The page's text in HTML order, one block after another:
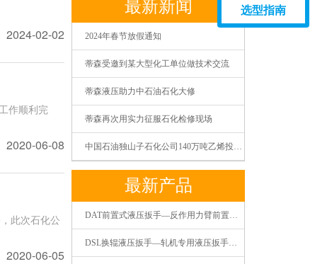
最新新闻
2024年春节放假通知
蒂森受邀到某大型化工单位做技术交流
蒂森液压助力中石油石化大修
蒂森再次用实力征服石化检修现场
中国石油独山子石化公司140万吨乙烯投料开车一次成功
最新产品
DAT前置式液压扳手—反作用力臂前置式液压扭矩扳手液压扭力扳手
DSL换辊液压扳手—轧机专用液压扳手液压扭矩扳手液压扭力扳手
2024-02-02
作顺利完
2020-06-08
此次石化公
2020-06-05
选型指南